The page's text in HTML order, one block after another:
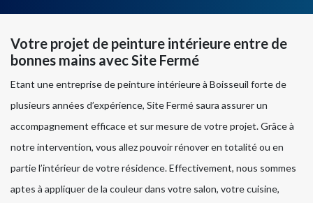
Votre projet de peinture intérieure entre de
bonnes mains avec Site Fermé
Etant une entreprise de peinture intérieure à Boisseuil forte de
plusieurs années d’expérience, Site Fermé saura assurer un
accompagnement efficace et sur mesure de votre projet. Grâce à
notre intervention, vous allez pouvoir rénover en totalité ou en
partie l’intérieur de votre résidence. Effectivement, nous sommes
aptes à appliquer de la couleur dans votre salon, votre cuisine,